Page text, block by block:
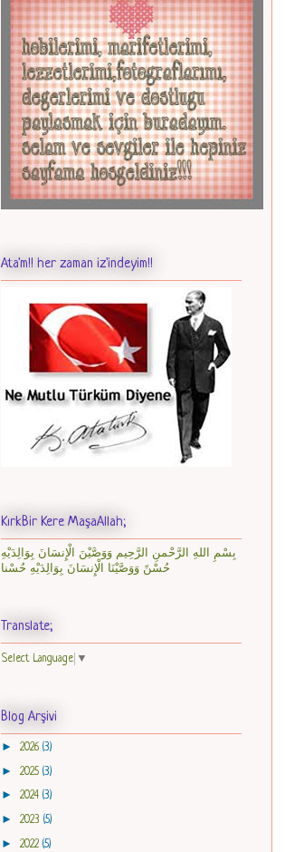
Ata'm!! her zaman iz'indeyim!!
KırkBir Kere MaşaAllah;
بِسْمِ اللهِ الرَّحْمنِ الرَّحِيم وَوَصَّيْنَ الْإِنسَانَ بِوَالِدَيْهِ
حُسْنً وَوَصَّيْنَا الْإِنسَانَ بِوَالِدَيْهِ حُسْنا
Translate;
Select Language ▼
Blog Arşivi
► 2026 (3)
► 2025 (3)
► 2024 (3)
► 2023 (5)
► 2022 (5)